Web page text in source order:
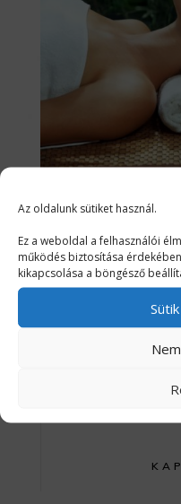
Az oldalunk sütiket használ.
Ez a weboldal a felhasználói
működés biztosítása
kikapcsolása a böngésző